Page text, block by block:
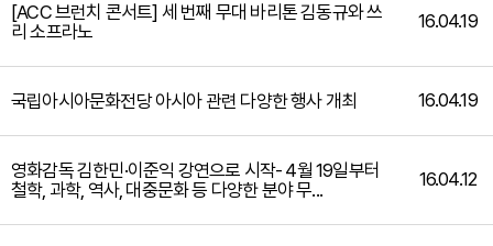
[ACC 브런치 콘서트] 세 번째 무대 바리톤 김동규와 쓰
리 소프라노
16.04.19
국립아시아문화전당 아시아 관련 다양한 행사 개최 16.04.19
영화감독 김한민·이준익 강연으로 시작- 4월 19일부터
철학, 과학, 역사, 대중문화 등 다양한 분야 무...
16.04.12